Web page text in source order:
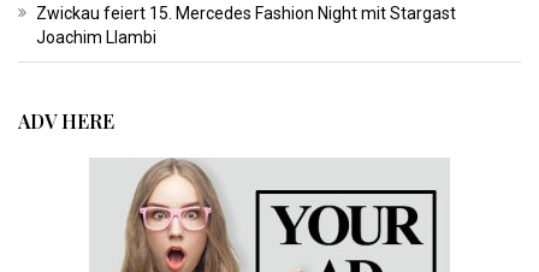
Zwickau feiert 15. Mercedes Fashion Night mit Stargast
Joachim Llambi
ADV HERE